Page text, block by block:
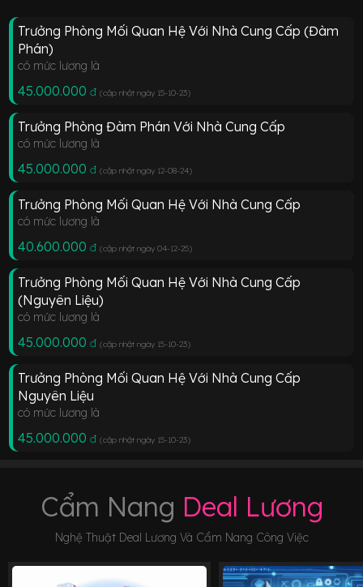
Trưởng Phòng Mối Quan Hệ Với Nhà Cung Cấp (Đàm
Phán)
có mức lương là
45.000.000 đ (cập nhật ngày 15-10-23)
Trưởng Phòng Đàm Phán Với Nhà Cung Cấp
có mức lương là
45.000.000 đ (cập nhật ngày 12-08-24)
Trưởng Phòng Mối Quan Hệ Với Nhà Cung Cấp
có mức lương là
40.600.000 đ (cập nhật ngày 04-12-25)
Trưởng Phòng Mối Quan Hệ Với Nhà Cung Cấp
(Nguyên Liệu)
có mức lương là
45.000.000 đ (cập nhật ngày 15-10-23)
Trưởng Phòng Mối Quan Hệ Với Nhà Cung Cấp
Nguyên Liệu
có mức lương là
45.000.000 đ (cập nhật ngày 15-10-23)
Cẩm Nang Deal Lương
Nghệ Thuật Deal Lương Và Cẩm Nang Công Việc